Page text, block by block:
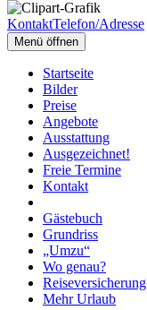
KontaktTelefon/Adresse
Menü öffnen
Startseite
Bilder
Preise
Angebote
Ausstattung
Ausgezeichnet!
Freie Termine
Kontakt
Gästebuch
Grundriss
„Umzu“
Wo genau?
Reiseversicherung
Mehr Urlaub